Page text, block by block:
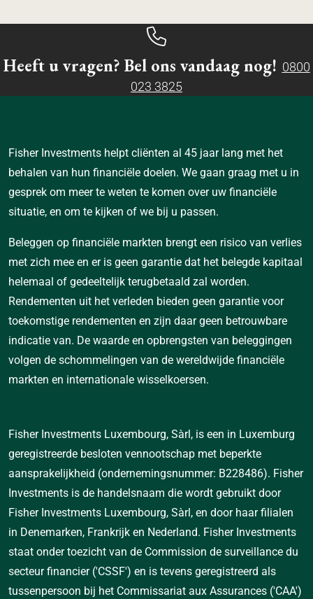
Heeft u vragen? Bel ons vandaag nog! 0800
023 3825
Fisher Investments helpt cliënten al 45 jaar lang met het
behalen van hun financiële doelen. We gaan graag met u in
gesprek om meer te weten te komen over uw financiële
situatie, en om te kijken of we bij u passen.
Beleggen op financiële markten brengt een risico van verlies
met zich mee en er is geen garantie dat het belegde kapitaal
helemaal of gedeeltelijk terugbetaald zal worden.
Rendementen uit het verleden bieden geen garantie voor
toekomstige rendementen en zijn daar geen betrouwbare
indicatie van. De waarde en opbrengsten van beleggingen
volgen de schommelingen van de wereldwijde financiële
markten en internationale wisselkoersen.
Fisher Investments Luxembourg, Sàrl, is een in Luxemburg
geregistreerde besloten vennootschap met beperkte
aansprakelijkheid (ondernemingsnummer: B228486). Fisher
Investments is de handelsnaam die wordt gebruikt door
Fisher Investments Luxembourg, Sàrl, en door haar filialen
in Denemarken, Frankrijk en Nederland. Fisher Investments
staat onder toezicht van de Commission de surveillance du
secteur financier ('CSSF') en is tevens geregistreerd als
tussenpersoon bij het Commissariat aux Assurances ('CAA')